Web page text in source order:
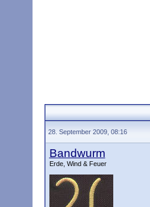
28. September 2009, 08:16
Bandwurm
Erde, Wind & Feuer